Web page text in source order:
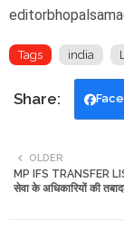
Tags india
OLDER
MP IFS TRANSFER
सेवा के अधिकारियों की